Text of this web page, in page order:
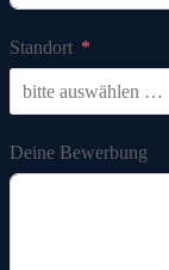
Standort
Deine Bewerbung